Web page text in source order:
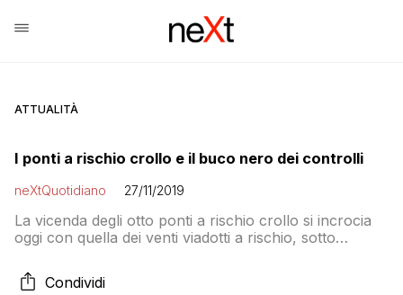
ATTUALITÀ
I ponti a rischio crollo e il buco nero dei controlli
neXtQuotidiano 27/11/2019
La vicenda degli otto ponti a rischio crollo si incrocia
oggi con quella dei venti viadotti a rischio, sotto
controllore e il controllato sono la stessa persona
Condividi